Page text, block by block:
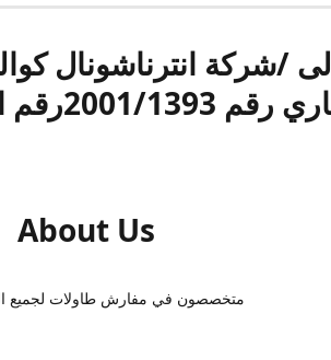
/شركة انترناشونال
2001/1393رقم الي 17439546
About Us
متخصصون في مفارش طاولات لجميع